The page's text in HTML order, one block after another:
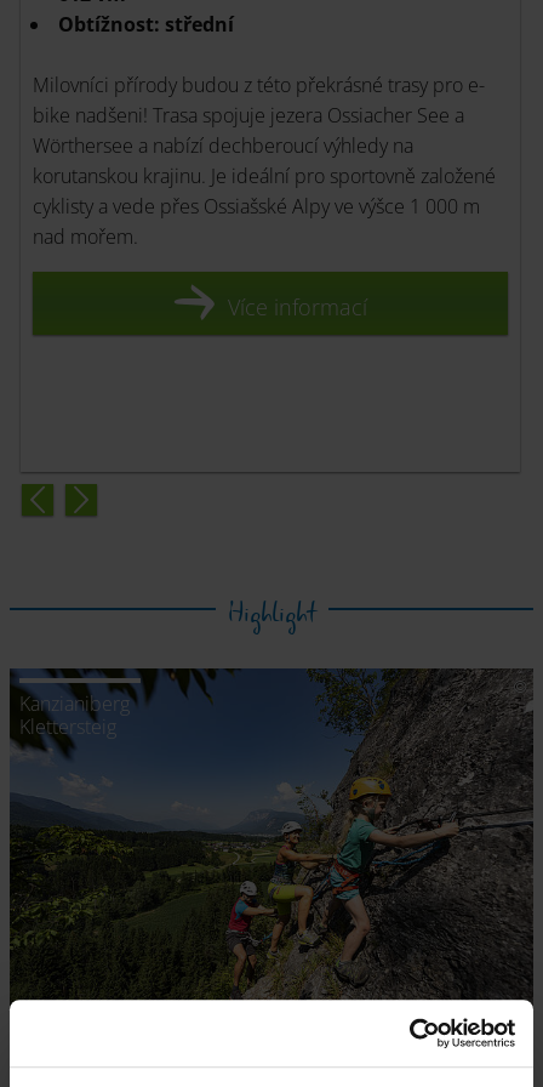
Ski for free
Wellness
Zábava s rodinou
Zimní slunce
Obtížnost: střední
Milovníci přírody budou z této překrásné trasy pro e-
bike nadšeni! Trasa spojuje jezera Ossiacher See a
Wörthersee a nabízí dechberoucí výhledy na
korutanskou krajinu. Je ideální pro sportovně založené
cyklisty a vede přes Ossiašské Alpy ve výšce 1 000 m
nad mořem.
Více informací
Highlight
Kanzianiberg
Klettersteig